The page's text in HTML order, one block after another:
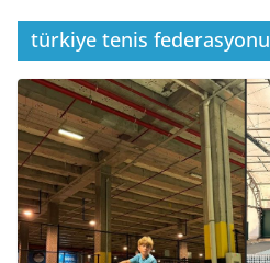
türkiye tenis federasyonu